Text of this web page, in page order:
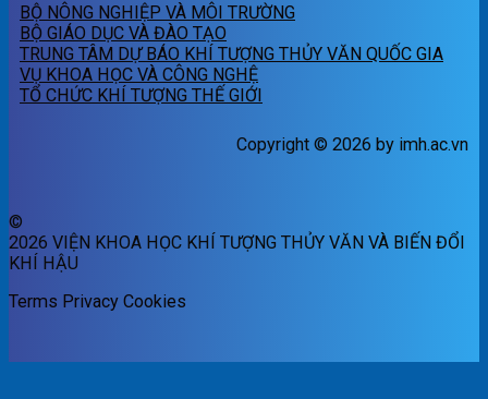
BỘ NÔNG NGHIỆP VÀ MÔI TRƯỜNG
BỘ GIÁO DỤC VÀ ĐÀO TẠO
TRUNG TÂM DỰ BÁO KHÍ TƯỢNG THỦY VĂN QUỐC GIA
VỤ KHOA HỌC VÀ CÔNG NGHỆ
TỔ CHỨC KHÍ TƯỢNG THẾ GIỚI
Copyright © 2026 by imh.ac.vn
©
2026 VIỆN KHOA HỌC KHÍ TƯỢNG THỦY VĂN VÀ BIẾN ĐỔI
KHÍ HẬU
Terms Privacy Cookies